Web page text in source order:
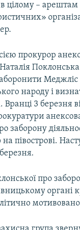
цілому – арештам
прокурор
Поклонська
Меджліс
народу і
Вранці 3 березня
заборону
півострові.
про
органі